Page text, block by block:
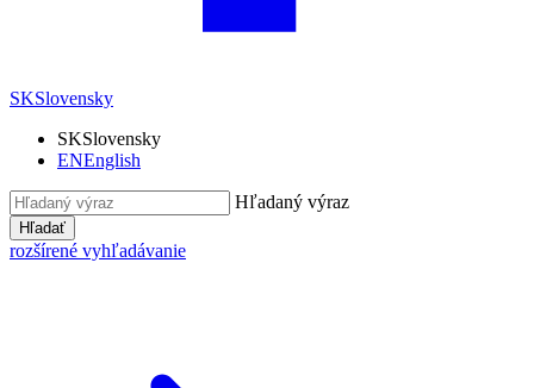
SKSlovensky
SKSlovensky
ENEnglish
Hľadaný výraz
Hľadať
rozšírené vyhľadávanie